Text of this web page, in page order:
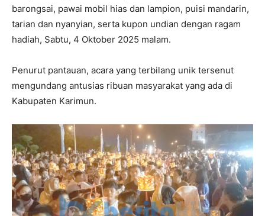
barongsai, pawai mobil hias dan lampion, puisi mandarin,
tarian dan nyanyian, serta kupon undian dengan ragam
hadiah, Sabtu, 4 Oktober 2025 malam.
Penurut pantauan, acara yang terbilang unik tersenut
mengundang antusias ribuan masyarakat yang ada di
Kabupaten Karimun.